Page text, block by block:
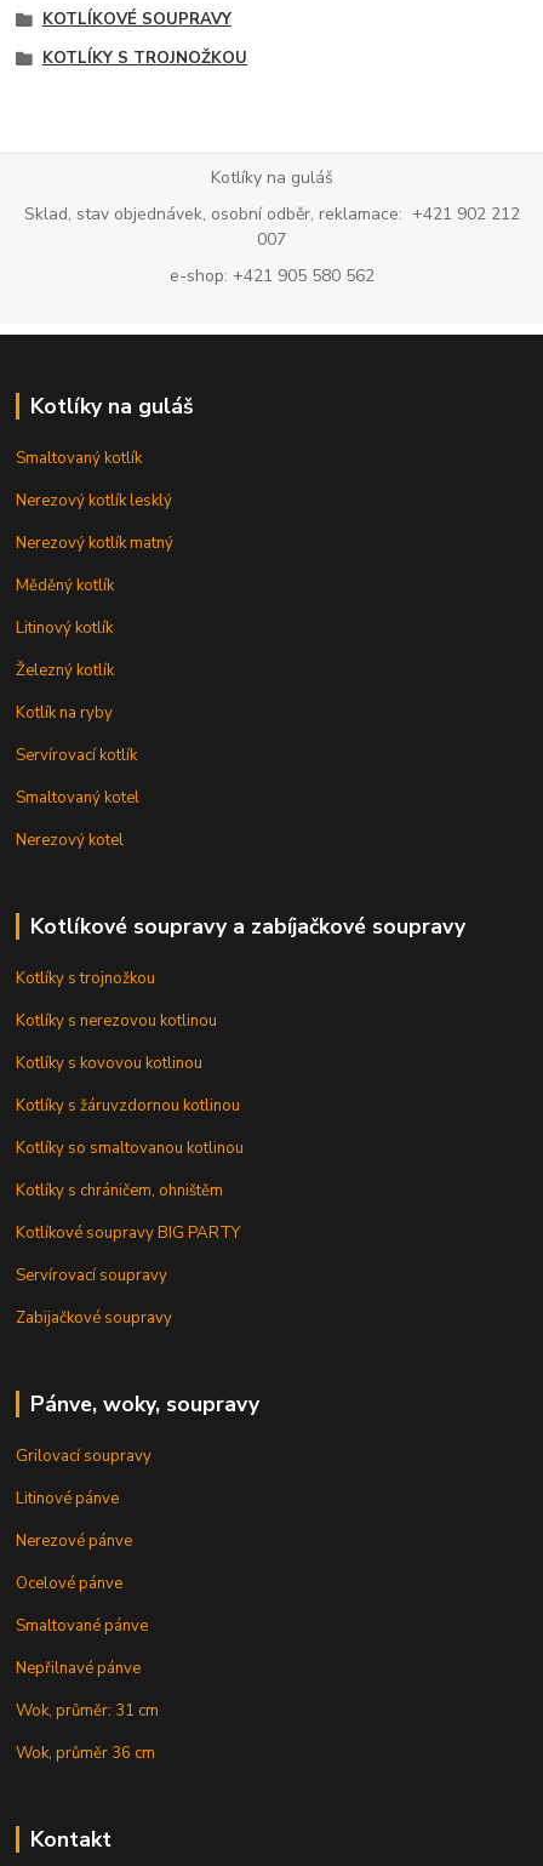
KOTLÍKOVÉ SOUPRAVY
KOTLÍKY S TROJNOŽKOU
Kotlíky na guláš
Sklad, stav objednávek, osobní odběr, reklamace: +421 902 212
007
e-shop: +421 905 580 562
Kotlíky na guláš
Smaltovaný kotlík
Nerezový kotlík lesklý
Nerezový kotlík matný
Měděný kotlík
Litinový kotlík
Železný kotlík
Kotlík na ryby
Servírovací kotlík
Smaltovaný kotel
Nerezový kotel
Kotlíkové soupravy a zabíjačkové soupravy
Kotlíky s trojnožkou
Kotlíky s nerezovou kotlinou
Kotlíky s kovovou kotlinou
Kotlíky s žáruvzdornou kotlinou
Kotlíky so smaltovanou kotlinou
Kotlíky s chráničem, ohništěm
Kotlíkové soupravy BIG PARTY
Servírovací soupravy
Zabijačkové soupravy
Pánve, woky, soupravy
Grilovací soupravy
Litinové pánve
Nerezové pánve
Ocelové pánve
Smaltované pánve
Nepřilnavé pánve
Wok, průměr: 31 cm
Wok, průměr 36 cm
Kontakt